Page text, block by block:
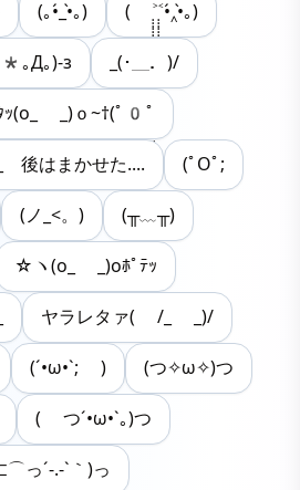
(｡•́_•̀｡) ( ˃̣̣̣̣̣̣̣̣̣̣̣̣̣̣̣̣̣̣̣̣̣̣̣̣̣̣̣̣̣̣̣̣̣̣̣̣̣̣̣̣˂̣̣̣̣̣̣̣̣̣̣̣̣̣̣͍•́‸•̀｡)
｡Д｡)-з _(･＿．)/
ｯ(o_ _)ｏ~†(ﾟ0ﾟ
はまかせた.... (ﾟOﾟ;
(ノ_<。) (╥﹏╥)
☆ヽ(o_ _)oﾎﾟﾃｯ
ヤラレタァ( /_ _)/
(´•ω•`; ) (つ✧ω✧)つ
( つ´•ω•`｡)つ
っ´-.-`｀)っ